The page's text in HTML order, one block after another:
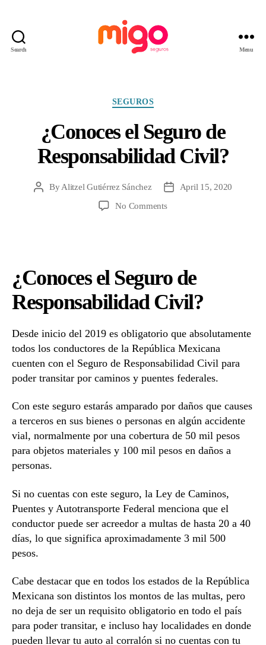
Search Menu
Categories
SEGUROS
¿Conoces el Seguro de
Responsabilidad Civil?
PostByAlitzel Gutiérrez Sánchez
PostApril 15, 2020
No Commentson
Responsabilidad
Civil?
¿Conoces el Seguro de
Responsabilidad Civil?
Desde inicio del 2019 es obligatorio que absolutamente
todos los conductores de la República Mexicana
cuenten con el Seguro de Responsabilidad Civil para
poder transitar por caminos y puentes federales.
Con este seguro estarás amparado por daños que causes
a terceros en sus bienes o personas en algún accidente
vial, normalmente por una cobertura de 50 mil pesos
para objetos materiales y 100 mil pesos en daños a
personas.
Si no cuentas con este seguro, la Ley de Caminos,
Puentes y Autotransporte Federal menciona que el
conductor puede ser acreedor a multas de hasta 20 a 40
días, lo que significa aproximadamente 3 mil 500
pesos.
Cabe destacar que en todos los estados de la República
Mexicana son distintos los montos de las multas, pero
no deja de ser un requisito obligatorio en todo el país
para poder transitar, e incluso hay localidades en donde
pueden llevar tu auto al corralón si no cuentas con tu